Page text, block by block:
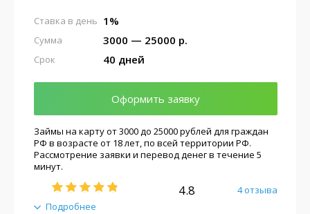
1%
Ставка в день
3000 — 25000 р.
Сумма
40 дней
Срок
Оформить заявку
Подробнее
Займы на карту от 3000 до 25000 рублей для граждан
РФ в возрасте от 18 лет, по всей территории РФ.
Рассмотрение заявки и перевод денег в течение 5
минут.
4.8 4 отзыва